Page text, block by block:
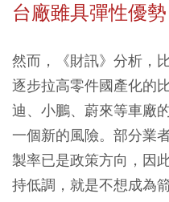
台廠雖具彈性優
然而，《財訊》分析，
逐步拉高零件國產化的
迪、小鵬、蔚來等車廠
一個新的風險。部分業
製率已是政策方向，因
持低調，就是不想成為箭